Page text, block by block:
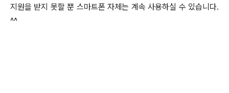
지원을 받지 못할 뿐 스마트폰 자체는 계속 사용하실 수 있습니다.
^^